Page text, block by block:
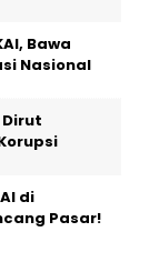
Bawa
Nasional
Dirut
di
Pasar!